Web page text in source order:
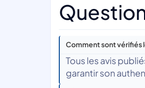
Comment sont vérifiés
Tous les avis
garantir son